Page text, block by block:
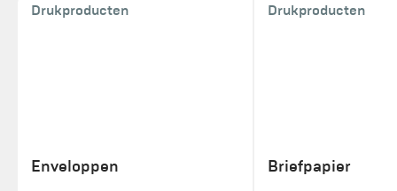
Drukproducten
Enveloppen
Drukproducten
Briefpapier